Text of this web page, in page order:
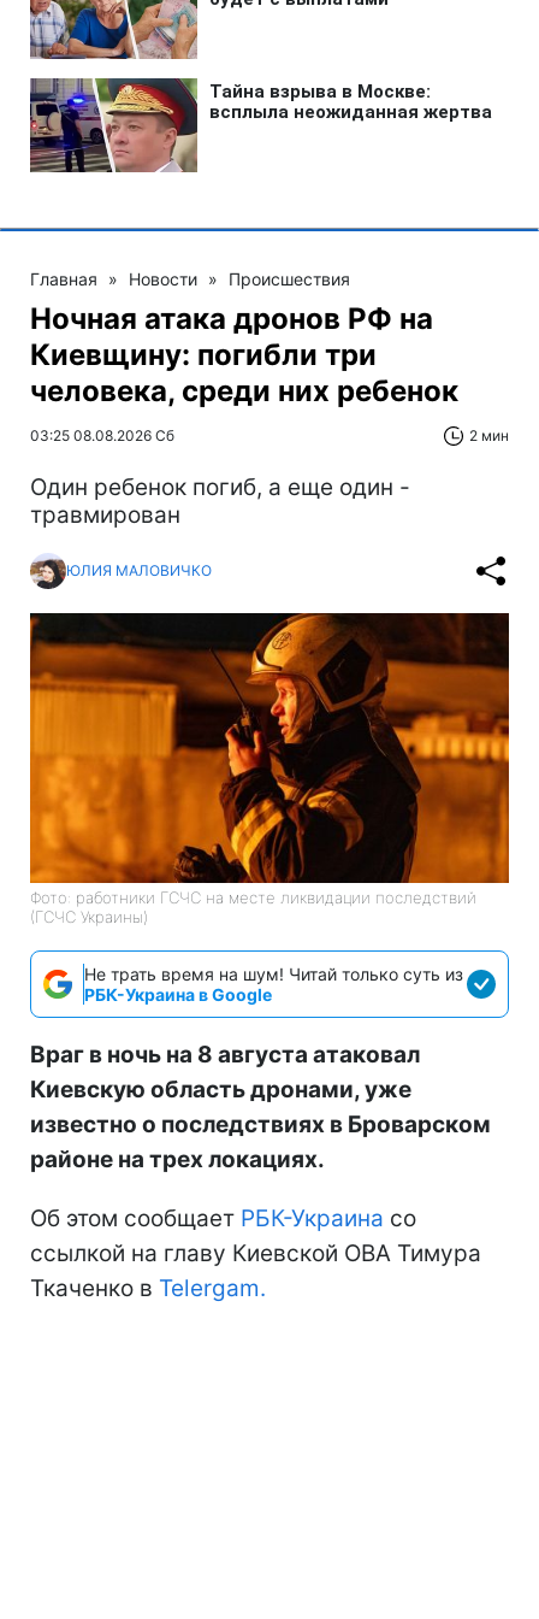
Главная » Новости » Происшествия
Ночная атака дронов РФ на
Киевщину: погибли три
человека, среди них ребенок
03:25 08.08.2026 Сб 2 мин
Один ребенок погиб, а еще один -
травмирован
ЮЛИЯ МАЛОВИЧКО
Фото: работники ГСЧС на месте ликвидации последствий
(ГСЧС Украины)
Не трать время на шум! Читай только суть из
РБК-Украина в Google
Враг в ночь на 8 августа атаковал
Киевскую область дронами, уже
известно о последствиях в Броварском
районе на трех локациях.
Об этом сообщает РБК-Украина со
ссылкой на главу Киевской ОВА Тимура
Ткаченко в Telergam.